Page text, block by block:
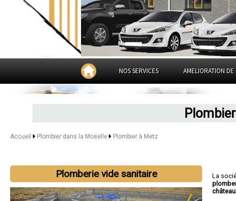
NOS SERVICES AMELIORATION DE
Accueil Plombier dans la Moselle Plombier à Metz
Plomberie vide sanitaire La